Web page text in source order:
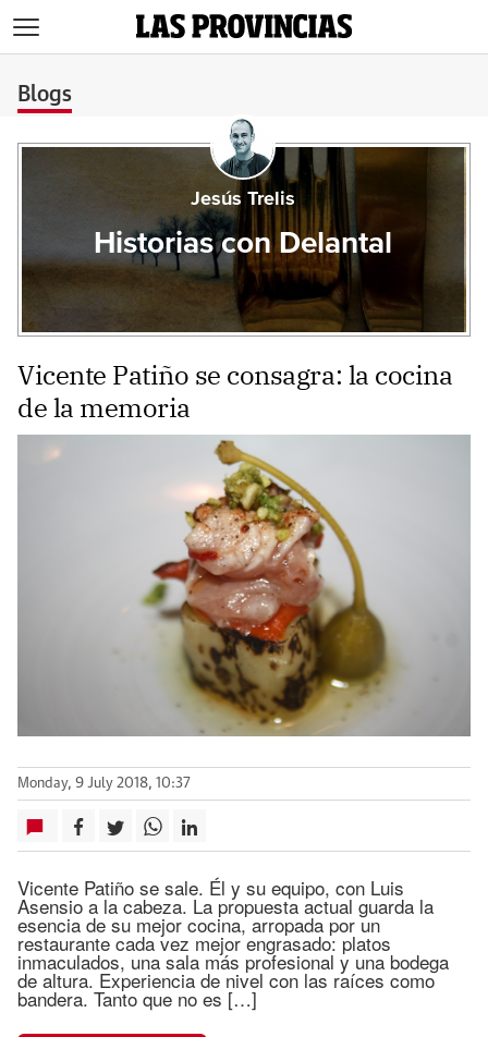
Blogs
Jesús Trelis
Historias con Delantal
Vicente Patiño se consagra: la cocina
de la memoria
Monday, 9 July 2018, 10:37
Vicente Patiño se sale. Él y su equipo, con Luis
Asensio a la cabeza. La propuesta actual guarda la
esencia de su mejor cocina, arropada por un
restaurante cada vez mejor engrasado: platos
inmaculados, una sala más profesional y una bodega
de altura. Experiencia de nivel con las raíces como
bandera. Tanto que no es […]